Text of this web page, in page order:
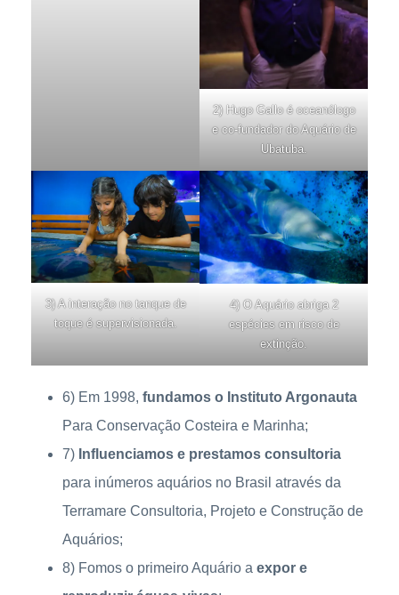
2) Hugo Gallo é oceanólogo
e co-fundador do Aquário de
Ubatuba.
3) A interação no tanque de
toque é supervisionada.
4) O Aquário abriga 2
espécies em risco de
extinção.
6) Em 1998, fundamos o Instituto Argonauta
Para Conservação Costeira e Marinha;
7) Influenciamos e prestamos consultoria
para inúmeros aquários no Brasil através da
Terramare Consultoria, Projeto e Construção de
Aquários;
8) Fomos o primeiro Aquário a expor e